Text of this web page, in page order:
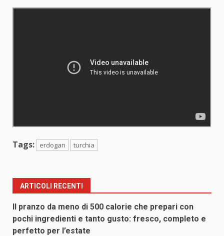
Tags: erdogan turchia
ARTICOLI RECENTI
Il pranzo da meno di 500 calorie che prepari con
pochi ingredienti e tanto gusto: fresco, completo e
perfetto per l’estate